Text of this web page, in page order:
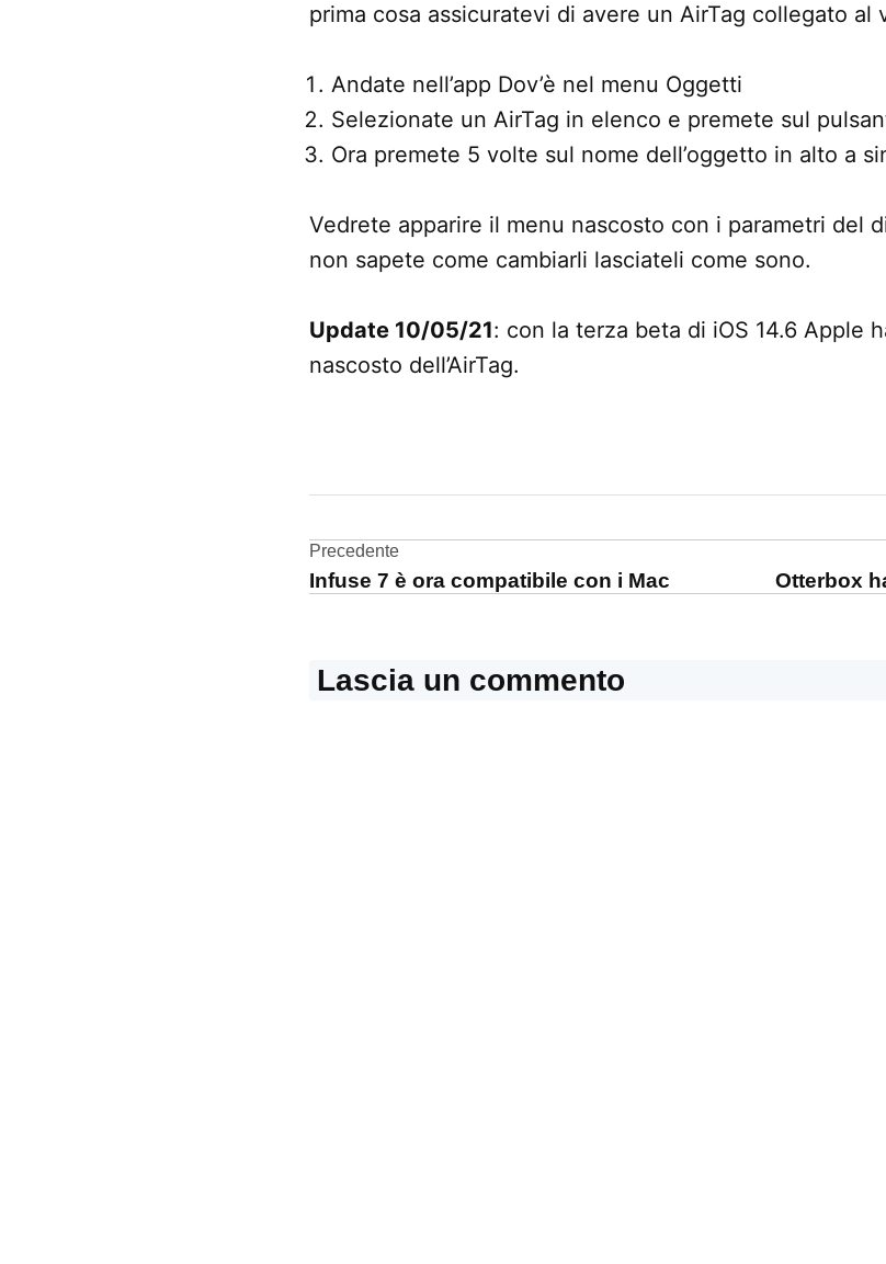
prima cosa assicuratevi di avere un AirTag collegato al
Andate nell’app Dov’è nel menu Oggetti
Selezionate un AirTag in elenco e premete sul
Ora premete 5 volte sul nome dell’oggetto in alto a
Vedrete apparire il menu nascosto con i parametri del
non sapete come cambiarli lasciateli come sono.
Update 10/05/21: con la terza beta di iOS 14.6 Apple
nascosto dell’AirTag.
Navigazione
Precedente
Infuse 7 è ora compatibile con i Mac Otterbox
Lascia un commento